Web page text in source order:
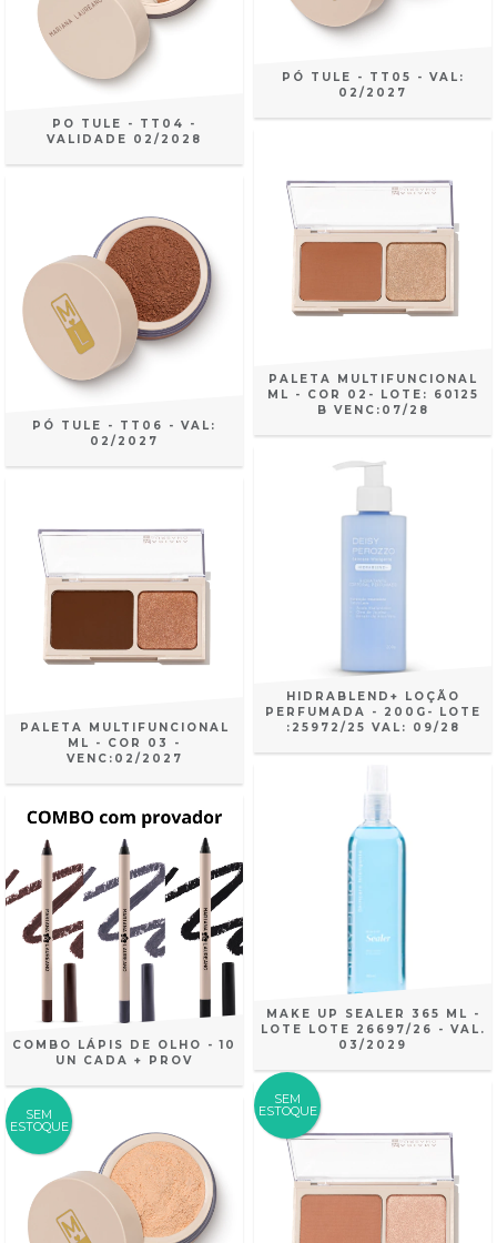
PO TULE - TT04 -
VALIDADE 02/2028
PÓ TULE - TT05 - VAL:
02/2027
PÓ TULE - TT06 - VAL:
02/2027
PALETA MULTIFUNCIONAL
ML - COR 02- LOTE: 60125
B VENC:07/28
PALETA MULTIFUNCIONAL
ML - COR 03 -
VENC:02/2027
HIDRABLEND+ LOÇÃO
PERFUMADA - 200G- LOTE
:25972/25 VAL: 09/28
COMBO LÁPIS DE OLHO - 10
UN CADA + PROV
MAKE UP SEALER 365 ML -
LOTE LOTE 26697/26 - VAL.
03/2029
SEM
ESTOQUE
SEM
ESTOQUE